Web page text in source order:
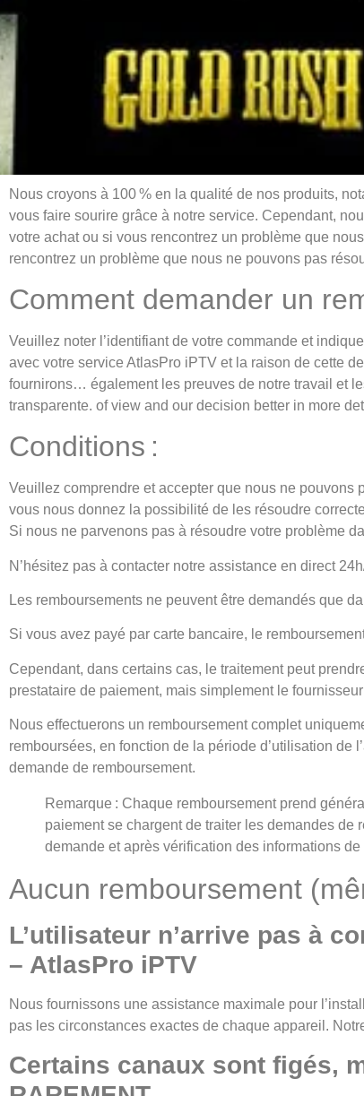
Nous croyons à 100 % en la qualité de nos produits,
vous faire sourire grâce à notre service. Cependant,
votre achat ou si vous rencontrez un problème que
rencontrez un problème que nous ne pouvons pas
Comment demander un
Veuillez noter l’identifiant de votre commande et
avec votre service AtlasPro iPTV et la raison de cette
fournirons… également les preuves de notre travail et
transparente. of view and our decision better in more
Conditions :
Veuillez comprendre et accepter que nous ne pouvons
vous nous donnez la possibilité de les résoudre
Si nous ne parvenons pas à résoudre votre problème
N’hésitez pas à contacter notre assistance en direct
Les remboursements ne peuvent être demandés que
Si vous avez payé par carte bancaire, le
Cependant, dans certains cas, le traitement peut
prestataire de paiement, mais simplement le
Nous effectuerons un remboursement complet
remboursées, en fonction de la période d’utilisation de
demande de remboursement.
Remarque : Chaque remboursement prend
paiement se chargent de traiter les demandes
demande et après vérification des informations de
Aucun remboursement
L’utilisateur n’arrive pas à
– AtlasPro iPTV
Nous fournissons une assistance maximale pour
pas les circonstances exactes de chaque appareil.
Certains canaux sont figés,